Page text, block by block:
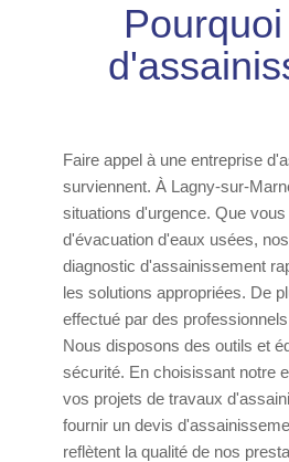
Faire appel à une entreprise
surviennent. À Lagny-sur-
situations d'urgence. Que
d'évacuation d'eaux usées,
diagnostic d'assainissement
les solutions appropriées. De
effectué par des
Nous disposons des outils et
sécurité. En choisissant notre
vos projets de travaux
fournir un devis
reflètent la qualité de nos